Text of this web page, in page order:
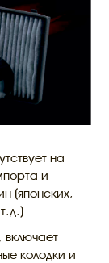
на
и
(японских,
колодки и